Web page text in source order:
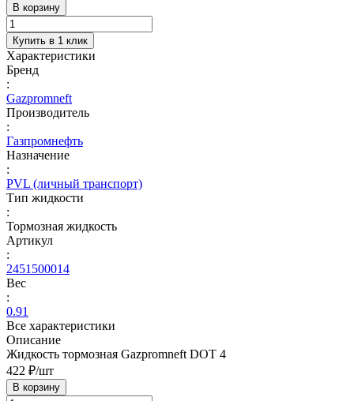
В корзину
Купить в 1 клик
Характеристики
Бренд
:
Gazpromneft
Производитель
:
Газпромнефть
Назначение
:
PVL (личный транспорт)
Тип жидкости
:
Тормозная жидкость
Артикул
:
2451500014
Вес
:
0.91
Все характеристики
Описание
Жидкость тормозная Gazpromneft DOT 4
422 ₽/шт
В корзину